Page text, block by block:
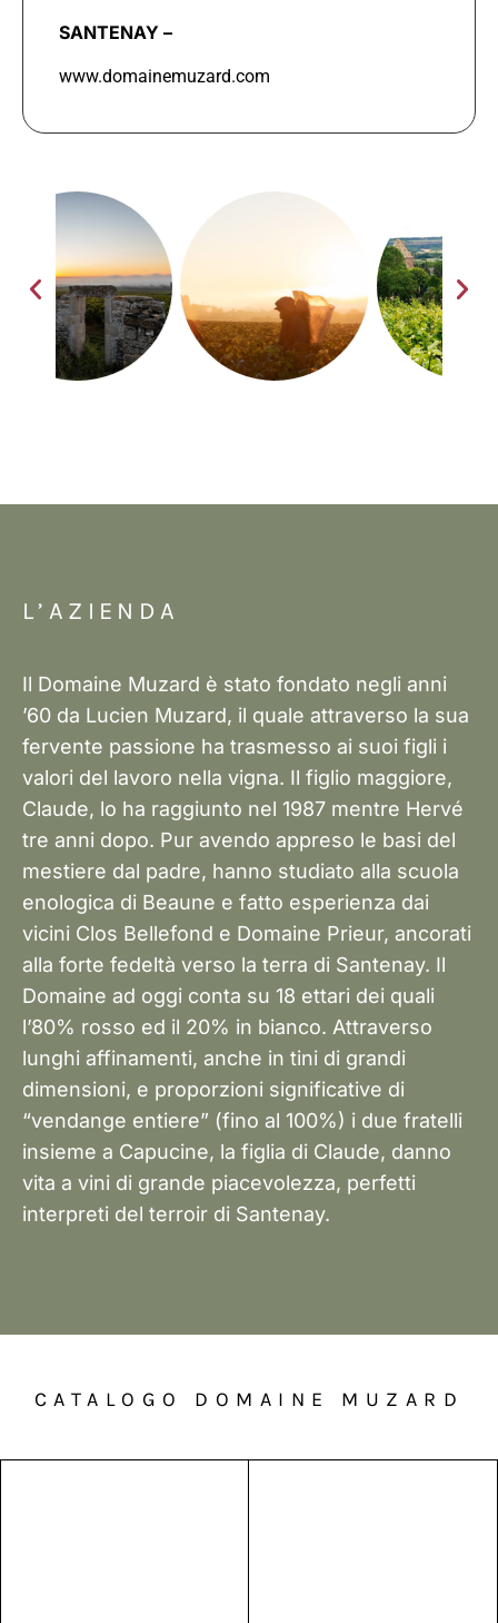
SANTENAY –
www.domainemuzard.com
L’AZIENDA
Il Domaine Muzard è stato fondato negli anni
’60 da Lucien Muzard, il quale attraverso la sua
fervente passione ha trasmesso ai suoi figli i
valori del lavoro nella vigna. Il figlio maggiore,
Claude, lo ha raggiunto nel 1987 mentre Hervé
tre anni dopo. Pur avendo appreso le basi del
mestiere dal padre, hanno studiato alla scuola
enologica di Beaune e fatto esperienza dai
vicini Clos Bellefond e Domaine Prieur, ancorati
alla forte fedeltà verso la terra di Santenay. Il
Domaine ad oggi conta su 18 ettari dei quali
l’80% rosso ed il 20% in bianco. Attraverso
lunghi affinamenti, anche in tini di grandi
dimensioni, e proporzioni significative di
“vendange entiere” (fino al 100%) i due fratelli
insieme a Capucine, la figlia di Claude, danno
vita a vini di grande piacevolezza, perfetti
interpreti del terroir di Santenay.
CATALOGO DOMAINE MUZARD